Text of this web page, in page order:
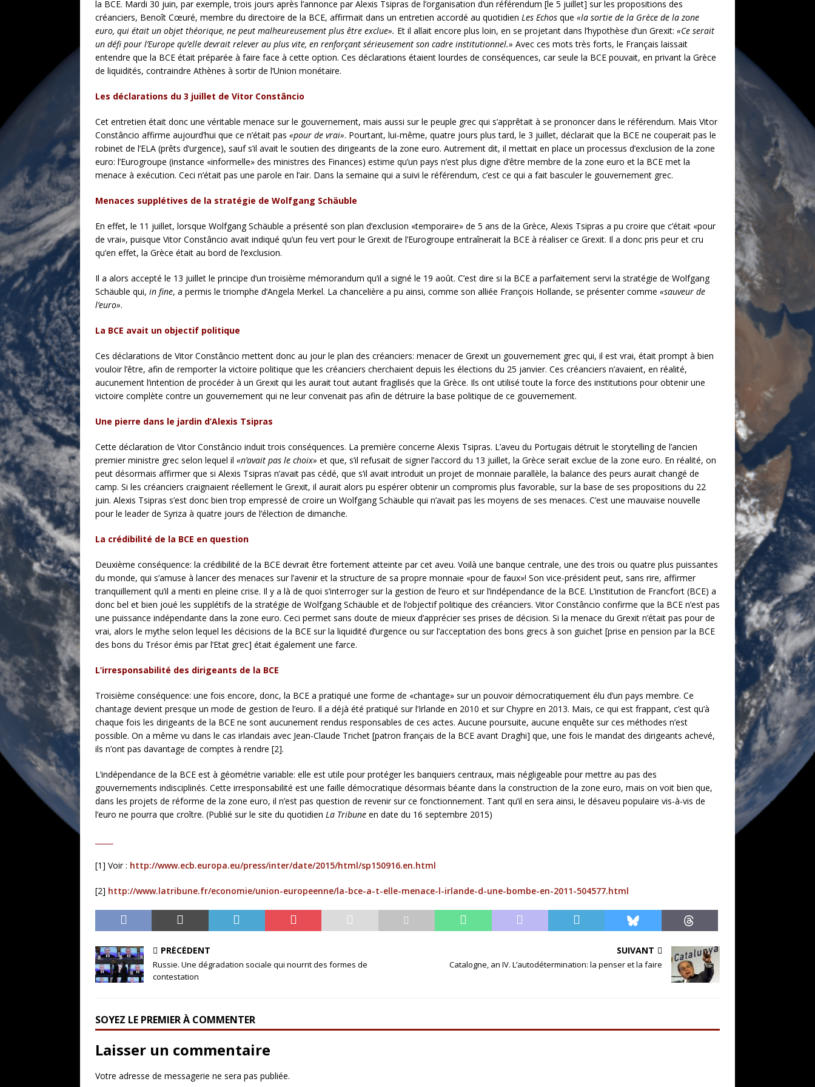
la BCE. Mardi 30 juin, par exemple, trois jours après l’annonce par Alexis Tsipras de l’organisation d’un référendum [le 5 juillet] sur les propositions des
créanciers, Benoît Cœuré, membre du directoire de la BCE, affirmait dans un entretien accordé au quotidien Les Echos que «la sortie de la Grèce de la zone
euro, qui était un objet théorique, ne peut malheureusement plus être exclue». Et il allait encore plus loin, en se projetant dans l’hypothèse d’un Grexit: «Ce serait
un défi pour l’Europe qu’elle devrait relever au plus vite, en renforçant sérieusement son cadre institutionnel.» Avec ces mots très forts, le Français laissait
entendre que la BCE était préparée à faire face à cette option. Ces déclarations étaient lourdes de conséquences, car seule la BCE pouvait, en privant la Grèce
de liquidités, contraindre Athènes à sortir de l’Union monétaire.
Les déclarations du 3 juillet de Vitor Constâncio
Cet entretien était donc une véritable menace sur le gouvernement, mais aussi sur le peuple grec qui s’apprêtait à se prononcer dans le référendum. Mais Vitor
Constâncio affirme aujourd’hui que ce n’était pas «pour de vrai». Pourtant, lui-même, quatre jours plus tard, le 3 juillet, déclarait que la BCE ne couperait pas le
robinet de l’ELA (prêts d’urgence), sauf s’il avait le soutien des dirigeants de la zone euro. Autrement dit, il mettait en place un processus d’exclusion de la zone
euro: l’Eurogroupe (instance «informelle» des ministres des Finances) estime qu’un pays n’est plus digne d’être membre de la zone euro et la BCE met la
menace à exécution. Ceci n’était pas une parole en l’air. Dans la semaine qui a suivi le référendum, c’est ce qui a fait basculer le gouvernement grec.
Menaces supplétives de la stratégie de Wolfgang Schäuble
En effet, le 11 juillet, lorsque Wolfgang Schäuble a présenté son plan d’exclusion «temporaire» de 5 ans de la Grèce, Alexis Tsipras a pu croire que c’était «pour
de vrai», puisque Vitor Constâncio avait indiqué qu’un feu vert pour le Grexit de l’Eurogroupe entraînerait la BCE à réaliser ce Grexit. Il a donc pris peur et cru
qu’en effet, la Grèce était au bord de l’exclusion.
Il a alors accepté le 13 juillet le principe d’un troisième mémorandum qu’il a signé le 19 août. C’est dire si la BCE a parfaitement servi la stratégie de Wolfgang
Schäuble qui, in fine, a permis le triomphe d’Angela Merkel. La chancelière a pu ainsi, comme son alliée François Hollande, se présenter comme «sauveur de
l’euro».
La BCE avait un objectif politique
Ces déclarations de Vitor Constâncio mettent donc au jour le plan des créanciers: menacer de Grexit un gouvernement grec qui, il est vrai, était prompt à bien
vouloir l’être, afin de remporter la victoire politique que les créanciers cherchaient depuis les élections du 25 janvier. Ces créanciers n’avaient, en réalité,
aucunement l’intention de procéder à un Grexit qui les aurait tout autant fragilisés que la Grèce. Ils ont utilisé toute la force des institutions pour obtenir une
victoire complète contre un gouvernement qui ne leur convenait pas afin de détruire la base politique de ce gouvernement.
Une pierre dans le jardin d’Alexis Tsipras
Cette déclaration de Vitor Constâncio induit trois conséquences. La première concerne Alexis Tsipras. L’aveu du Portugais détruit le storytelling de l’ancien
premier ministre grec selon lequel il «n’avait pas le choix» et que, s’il refusait de signer l’accord du 13 juillet, la Grèce serait exclue de la zone euro. En réalité, on
peut désormais affirmer que si Alexis Tsipras n’avait pas cédé, que s’il avait introduit un projet de monnaie parallèle, la balance des peurs aurait changé de
camp. Si les créanciers craignaient réellement le Grexit, il aurait alors pu espérer obtenir un compromis plus favorable, sur la base de ses propositions du 22
juin. Alexis Tsipras s’est donc bien trop empressé de croire un Wolfgang Schäuble qui n’avait pas les moyens de ses menaces. C’est une mauvaise nouvelle
pour le leader de Syriza à quatre jours de l’élection de dimanche.
La crédibilité de la BCE en question
Deuxième conséquence: la crédibilité de la BCE devrait être fortement atteinte par cet aveu. Voilà une banque centrale, une des trois ou quatre plus puissantes
du monde, qui s’amuse à lancer des menaces sur l’avenir et la structure de sa propre monnaie «pour de faux»! Son vice-président peut, sans rire, affirmer
tranquillement qu’il a menti en pleine crise. Il y a là de quoi s’interroger sur la gestion de l’euro et sur l’indépendance de la BCE. L’institution de Francfort (BCE) a
donc bel et bien joué les supplétifs de la stratégie de Wolfgang Schäuble et de l’objectif politique des créanciers. Vitor Constâncio confirme que la BCE n’est pas
une puissance indépendante dans la zone euro. Ceci permet sans doute de mieux d’apprécier ses prises de décision. Si la menace du Grexit n’était pas pour de
vrai, alors le mythe selon lequel les décisions de la BCE sur la liquidité d’urgence ou sur l’acceptation des bons grecs à son guichet [prise en pension par la BCE
des bons du Trésor émis par l’Etat grec] était également une farce.
L’irresponsabilité des dirigeants de la BCE
Troisième conséquence: une fois encore, donc, la BCE a pratiqué une forme de «chantage» sur un pouvoir démocratiquement élu d’un pays membre. Ce
chantage devient presque un mode de gestion de l’euro. Il a déjà été pratiqué sur l’Irlande en 2010 et sur Chypre en 2013. Mais, ce qui est frappant, c’est qu’à
chaque fois les dirigeants de la BCE ne sont aucunement rendus responsables de ces actes. Aucune poursuite, aucune enquête sur ces méthodes n’est
possible. On a même vu dans le cas irlandais avec Jean-Claude Trichet [patron français de la BCE avant Draghi] que, une fois le mandat des dirigeants achevé,
ils n’ont pas davantage de comptes à rendre [2].
L’indépendance de la BCE est à géométrie variable: elle est utile pour protéger les banquiers centraux, mais négligeable pour mettre au pas des
gouvernements indisciplinés. Cette irresponsabilité est une faille démocratique désormais béante dans la construction de la zone euro, mais on voit bien que,
dans les projets de réforme de la zone euro, il n’est pas question de revenir sur ce fonctionnement. Tant qu’il en sera ainsi, le désaveu populaire vis-à-vis de
l’euro ne pourra que croître. (Publié sur le site du quotidien La Tribune en date du 16 septembre 2015)
[1] Voir : http://www.ecb.europa.eu/press/inter/date/2015/html/sp150916.en.html
[2] http://www.latribune.fr/economie/union-europeenne/la-bce-a-t-elle-menace-l-irlande-d-une-bombe-en-2011-504577.html
PRÉCÉDENT
Russie. Une dégradation sociale qui nourrit des formes de
contestation
SUIVANT
Catalogne, an IV. L’autodétermination: la penser et la faire
SOYEZ LE PREMIER À COMMENTER
Laisser un commentaire
Votre adresse de messagerie ne sera pas publiée.